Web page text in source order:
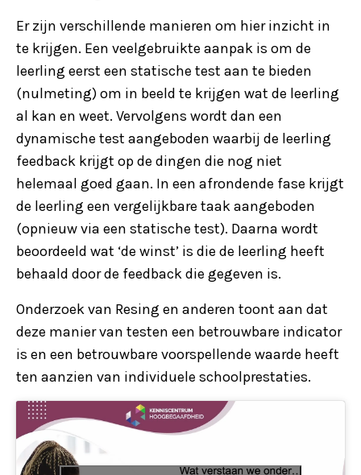
Er zijn verschillende manieren om hier inzicht in
te krijgen. Een veelgebruikte aanpak is om de
leerling eerst een statische test aan te bieden
(nulmeting) om in beeld te krijgen wat de leerling
al kan en weet. Vervolgens wordt dan een
dynamische test aangeboden waarbij de leerling
feedback krijgt op de dingen die nog niet
helemaal goed gaan. In een afrondende fase krijgt
de leerling een vergelijkbare taak aangeboden
(opnieuw via een statische test). Daarna wordt
beoordeeld wat ‘de winst’ is die de leerling heeft
behaald door de feedback die gegeven is.
Onderzoek van Resing en anderen toont aan dat
deze manier van testen een betrouwbare indicator
is en een betrouwbare voorspellende waarde heeft
ten aanzien van individuele schoolprestaties.